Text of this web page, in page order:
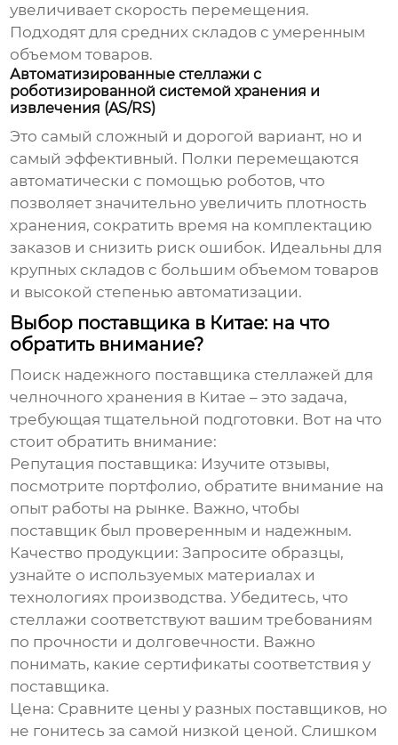
увеличивает скорость перемещения.
Подходят для средних складов с умеренным
объемом товаров.
Автоматизированные стеллажи с
роботизированной системой хранения и
извлечения (AS/RS)
Это самый сложный и дорогой вариант, но и
самый эффективный. Полки перемещаются
автоматически с помощью роботов, что
позволяет значительно увеличить плотность
хранения, сократить время на комплектацию
заказов и снизить риск ошибок. Идеальны для
крупных складов с большим объемом товаров
и высокой степенью автоматизации.
Выбор поставщика в Китае: на что
обратить внимание?
Поиск надежного поставщика стеллажей для
челночного хранения в Китае – это задача,
требующая тщательной подготовки. Вот на что
стоит обратить внимание:
Репутация поставщика: Изучите отзывы,
посмотрите портфолио, обратите внимание на
опыт работы на рынке. Важно, чтобы
поставщик был проверенным и надежным.
Качество продукции: Запросите образцы,
узнайте о используемых материалах и
технологиях производства. Убедитесь, что
стеллажи соответствуют вашим требованиям
по прочности и долговечности. Важно
понимать, какие сертификаты соответствия у
поставщика.
Цена: Сравните цены у разных поставщиков, но
не гонитесь за самой низкой ценой. Слишком